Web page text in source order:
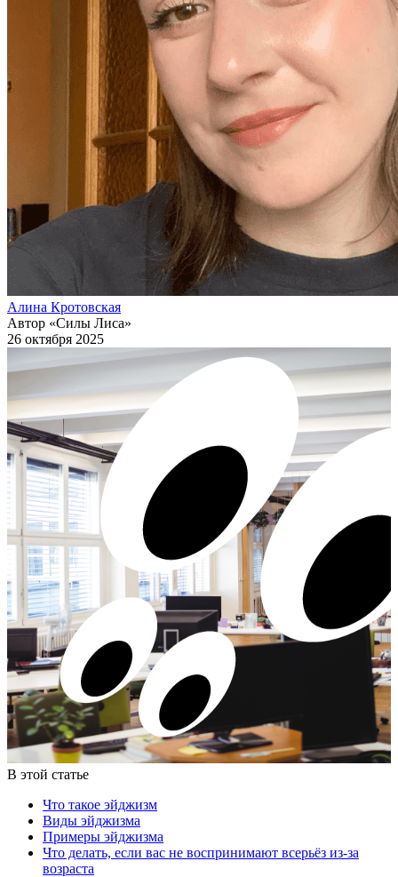
Алина Кротовская
Автор «Силы Лиса»
26 октября 2025
В этой статье
Что такое эйджизм
Виды эйджизма
Примеры эйджизма
Что делать, если вас не воспринимают всерьёз из-за
возраста